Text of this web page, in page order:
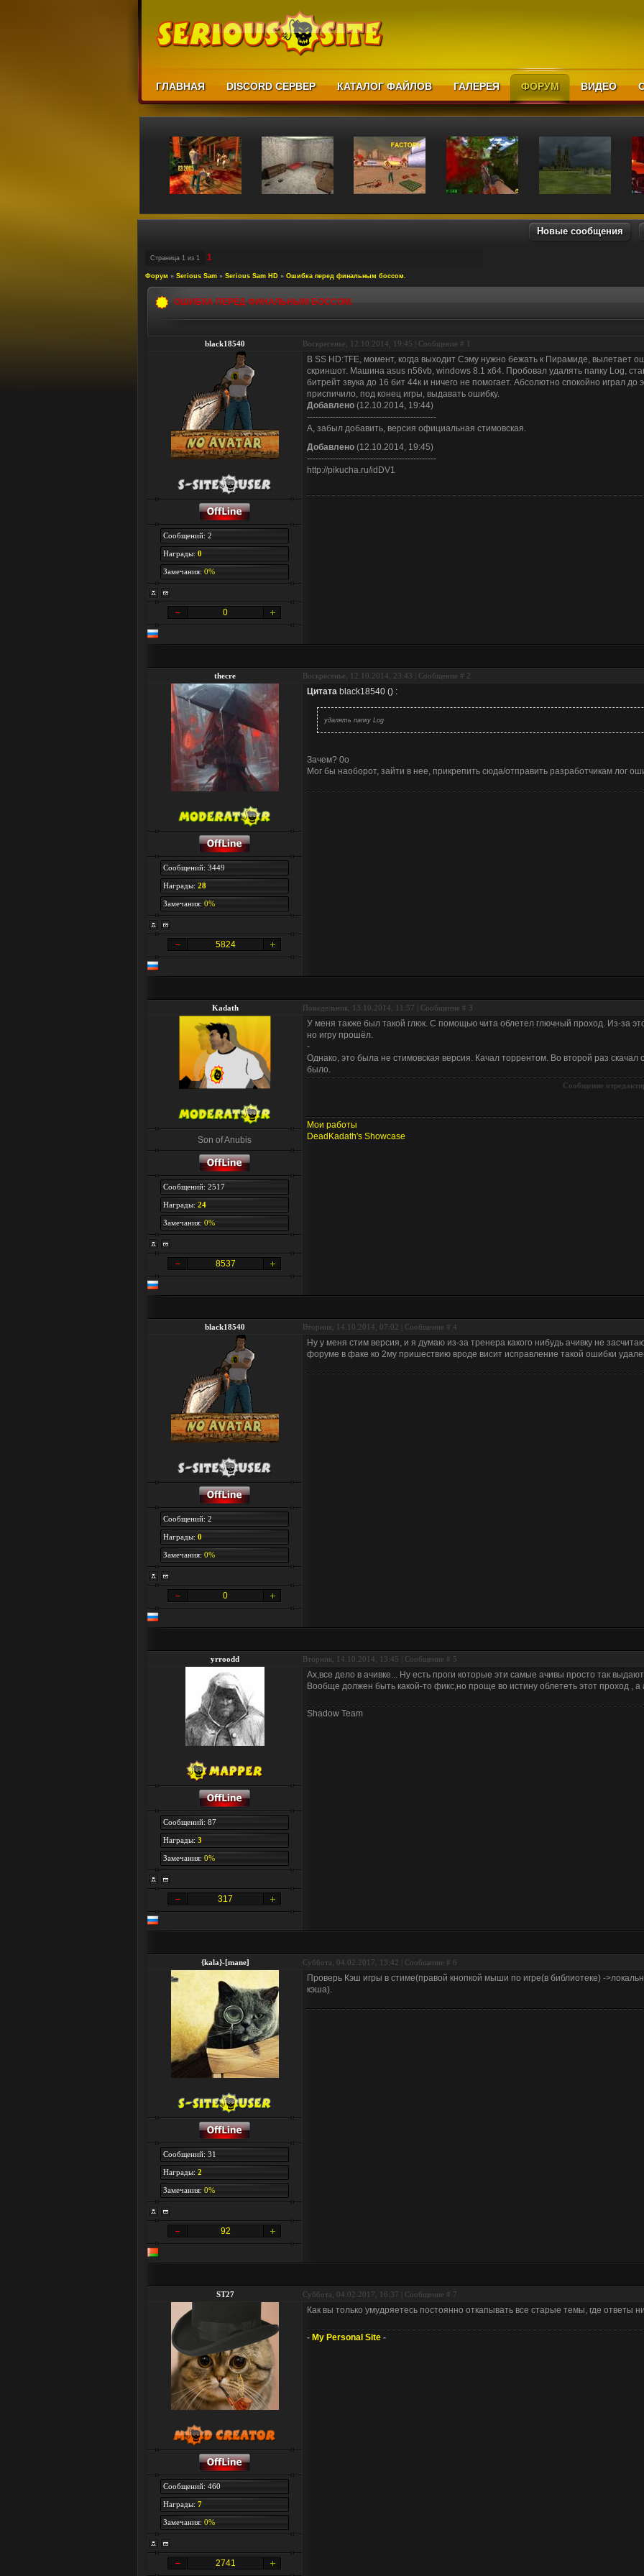
ГЛАВНАЯ DISCORD СЕРВЕР КАТАЛОГ ФАЙЛОВ ГАЛЕРЕЯ ФОРУМ ВИДЕО
Новые сообщения
Страница 1 из 1 1
Форум » Serious Sam » Serious Sam HD » Ошибка перед финальным боссом.
ОШИБКА ПЕРЕД ФИНАЛЬНЫМ БОССОМ.
black18540 Воскресенье, 12.10.2014, 19:45 | Сообщение # 1
Сообщений: 2
Награды: 0
Замечания: 0%
0
В SS HD:TFE, момент, когда выходит Сэму нужно бежать к Пирамиде, вылетает
скриншот. Машина asus n56vb, windows 8.1 x64. Пробовал удалять папку Log,
битрейт звука до 16 бит 44к и ничего не помогает. Абсолютно спокойно играл до
приспичило, под конец игры, выдавать ошибку.
Добавлено (12.10.2014, 19:44)
---------------------------------------------
А, забыл добавить, версия официальная стимовская.
Добавлено (12.10.2014, 19:45)
---------------------------------------------
http://pikucha.ru/idDV1
thecre Воскресенье, 12.10.2014, 23:43 | Сообщение # 2
Сообщений: 3449
Награды: 28
Замечания: 0%
5824
Цитата black18540 () :
удалять папку Log
Зачем? 0о
Мог бы наоборот, зайти в нее, прикрепить сюда/отправить разработчикам лог
Kadath Понедельник, 13.10.2014, 11:57 | Сообщение # 3
Son of Anubis
Сообщений: 2517
Награды: 24
Замечания: 0%
8537
У меня также был такой глюк. С помощью чита облетел глючный проход. Из-за
но игру прошёл.
-
Однако, это была не стимовская версия. Качал торрентом. Во второй раз скачал
было.
Сообщение
Мои работы
DeadKadath's Showcase
black18540 Вторник, 14.10.2014, 07:02 | Сообщение # 4
Сообщений: 2
Награды: 0
Замечания: 0%
0
Ну у меня стим версия, и я думаю из-за тренера какого нибудь ачивку не
форуме в факе ко 2му пришествию вроде висит исправление такой ошибки
yrroodd Вторник, 14.10.2014, 13:45 | Сообщение # 5
Сообщений: 87
Награды: 3
Замечания: 0%
317
Ах,все дело в ачивке... Ну есть проги которые эти самые ачивы просто так
Вообще должен быть какой-то фикс,но проще во истину облететь этот проход , а
Shadow Team
{kala}-[mane] Суббота, 04.02.2017, 13:42 | Сообщение # 6
Сообщений: 31
Награды: 2
Замечания: 0%
92
Проверь Кэш игры в стиме(правой кнопкой мыши по игре(в библиотеке) -
кэша).
ST27 Суббота, 04.02.2017, 16:37 | Сообщение # 7
Сообщений: 460
Награды: 7
Замечания: 0%
2741
Как вы только умудряетесь постоянно откапывать все старые темы, где ответы
- My Personal Site -